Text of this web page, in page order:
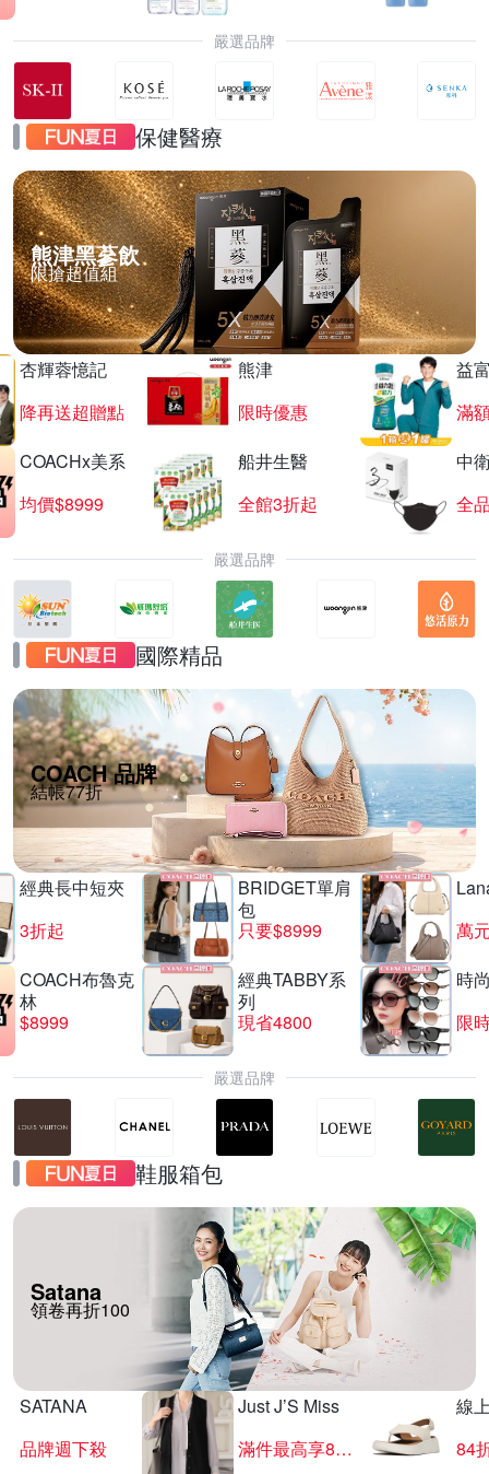
嚴選品牌
保健醫療
熊津黑蔘飲
限搶超值組
杏輝蓉憶記
降再送超贈點
熊津
限時優惠
益
滿
COACHx美系
均價$8999
船井生醫
全館3折起
中
全
嚴選品牌
國際精品
COACH 品牌
結帳77折
經典長中短夾
3折起
BRIDGET單肩
包
只要$8999
萬
COACH布魯克
林
$8999
經典TABBY系
列
現省4800
時
限
嚴選品牌
鞋服箱包
Satana
領卷再折100
SATANA
品牌週下殺
Just J’S Miss
滿件最高享85折
線
84